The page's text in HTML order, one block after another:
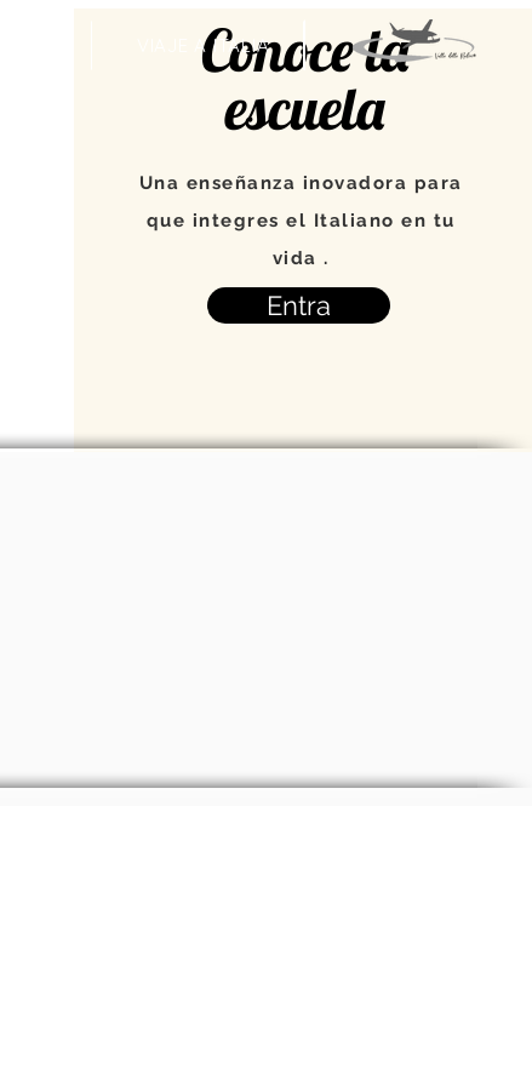
VIAJE A ITALIA
Conoce la
escuela
Una enseñanza inovadora para
que integres el Italiano en tu
vida .
Entra